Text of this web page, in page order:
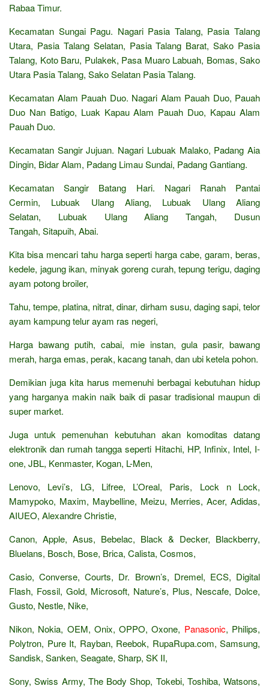
Rabaa Timur.
Kecamatan Sungai Pagu. Nagari Pasia Talang, Pasia Talang
Utara, Pasia Talang Selatan, Pasia Talang Barat, Sako Pasia
Talang, Koto Baru, Pulakek, Pasa Muaro Labuah, Bomas, Sako
Utara Pasia Talang, Sako Selatan Pasia Talang.
Kecamatan Alam Pauah Duo. Nagari Alam Pauah Duo, Pauah
Duo Nan Batigo, Luak Kapau Alam Pauah Duo, Kapau Alam
Pauah Duo.
Kecamatan Sangir Jujuan. Nagari Lubuak Malako, Padang Aia
Dingin, Bidar Alam, Padang Limau Sundai, Padang Gantiang.
Kecamatan Sangir Batang Hari. Nagari Ranah Pantai
Cermin, Lubuak Ulang Aliang, Lubuak Ulang Aliang
Selatan, Lubuak Ulang Aliang Tangah, Dusun
Tangah, Sitapuih, Abai.
Kita bisa mencari tahu harga seperti harga cabe, garam, beras,
kedele, jagung ikan, minyak goreng curah, tepung terigu, daging
ayam potong broiler,
Tahu, tempe, platina, nitrat, dinar, dirham susu, daging sapi, telor
ayam kampung telur ayam ras negeri,
Harga bawang putih, cabai, mie instan, gula pasir, bawang
merah, harga emas, perak, kacang tanah, dan ubi ketela pohon.
Demikian juga kita harus memenuhi berbagai kebutuhan hidup
yang harganya makin naik baik di pasar tradisional maupun di
super market.
Juga untuk pemenuhan kebutuhan akan komoditas datang
elektronik dan rumah tangga seperti Hitachi, HP, Infinix, Intel, I-
one, JBL, Kenmaster, Kogan, L-Men,
Lenovo, Levi’s, LG, Lifree, L’Oreal, Paris, Lock n Lock,
Mamypoko, Maxim, Maybelline, Meizu, Merries, Acer, Adidas,
AIUEO, Alexandre Christie,
Canon, Apple, Asus, Bebelac, Black & Decker, Blackberry,
Bluelans, Bosch, Bose, Brica, Calista, Cosmos,
Casio, Converse, Courts, Dr. Brown’s, Dremel, ECS, Digital
Flash, Fossil, Gold, Microsoft, Nature’s, Plus, Nescafe, Dolce,
Gusto, Nestle, Nike,
Nikon, Nokia, OEM, Onix, OPPO, Oxone, Panasonic, Philips,
Polytron, Pure It, Rayban, Reebok, RupaRupa.com, Samsung,
Sandisk, Sanken, Seagate, Sharp, SK II,
Sony, Swiss Army, The Body Shop, Tokebi, Toshiba, Watsons,